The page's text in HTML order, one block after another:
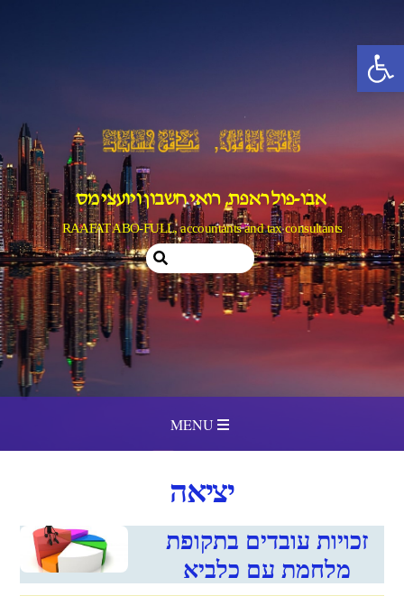
פתח סרגל נגישות
content
MENU
אבו-פול ראפת, רואי חשבון ויועצי מס
RAAFAT ABO-FULL, accountants and tax consultants
יציאה
זכויות עובדים בתקופת
מלחמת עם כלביא